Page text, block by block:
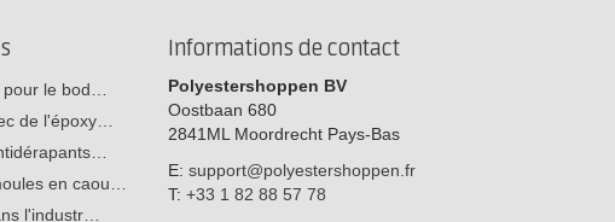
pour le bod…
de l'époxy…
en caou…
l'industr…
Informations de contact
Polyestershoppen BV
Oostbaan 680
2841ML Moordrecht Pays-Bas
E: support@polyestershoppen.fr
T: +33 1 82 88 57 78